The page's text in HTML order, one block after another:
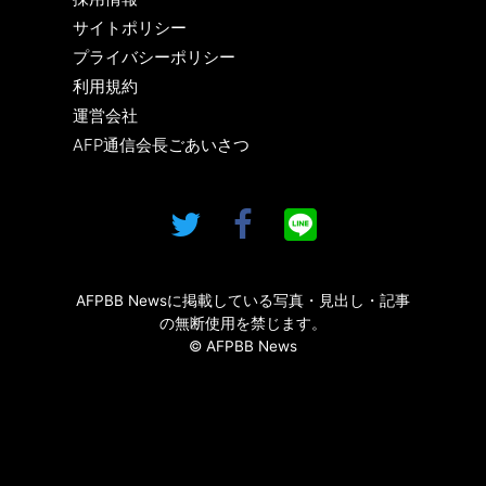
サイトポリシー
プライバシーポリシー
利用規約
運営会社
AFP通信会長ごあいさつ
AFPBB Newsに掲載している写真・見出し・記事
の無断使用を禁じます。
© AFPBB News